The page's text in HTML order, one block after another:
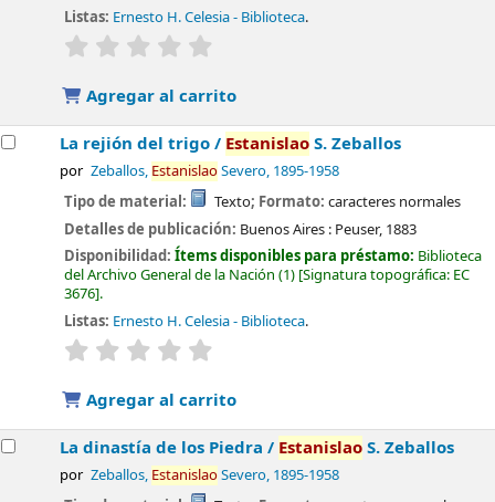
Listas: Ernesto H. Celesia - Biblioteca.
valoración
Agregar al carrito
La rejión del trigo / EstanislaoS. Zeballos
por Zeballos, EstanislaoSevero, 1895-1958
Tipo de material: Texto; Formato: caracteres normales
Detalles de publicación: Buenos Aires : Peuser, 1883
Disponibilidad:Ítems disponibles para préstamo: Biblioteca
del Archivo General de la Nación (1) Signatura topográfica: EC
3676 .
Listas: Ernesto H. Celesia - Biblioteca.
valoración
Agregar al carrito
La dinastía de los Piedra / EstanislaoS. Zeballos
por Zeballos, EstanislaoSevero, 1895-1958